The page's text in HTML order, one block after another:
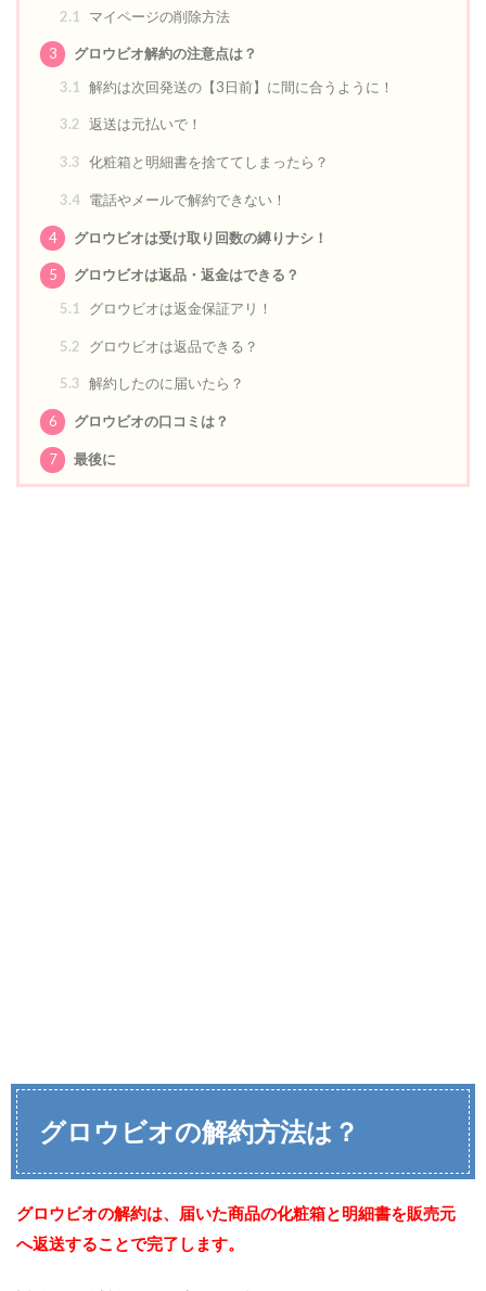
2.1
マイページの削除方法
3
グロウビオ解約の注意点は？
3.1
解約は次回発送の【3日前】に間に合うように！
3.2 返送は元払いで！
3.3 化粧箱と明細書を捨ててしまったら？
3.4 電話やメールで解約できない！
4 グロウビオは受け取り回数の縛りナシ！
5
グロウビオは返品・返金はできる？
5.1
グロウビオは返金保証アリ！
5.2 グロウビオは返品できる？
5.3 解約したのに届いたら？
6 グロウビオの口コミは？
7 最後に
グロウビオの解約方法は？
グロウビオの解約は、届いた商品の化粧箱と明細書を販売元
へ返送することで完了します。